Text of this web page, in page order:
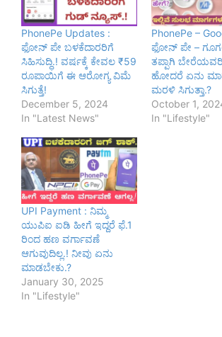
PhonePe Updates :
ಫೋನ್ ಪೇ ಬಳಕೆದಾರರಿಗೆ
ಸಿಹಿಸುದ್ಧಿ.! ವರ್ಷಕ್ಕೆ ಕೇವಲ ₹59
ರೂಪಾಯಿಗೆ ಈ ಆರೋಗ್ಯ ವಿಮೆ
ಸಿಗುತ್ತೆ!
December 5, 2024
In "Latest News"
PhonePe –
ಫೋನ್ ಪೇ –
ತಪ್ಪಾಗಿ
ಹೋದರೆ ಏನು
ಮರಳಿ ಸಿಗುತ್ತಾ.?
October 1,
In "Lifestyle"
UPI Payment : ನಿಮ್ಮ
ಯುಪಿಐ ಐಡಿ ಹೀಗೆ ಇದ್ದರೆ ಫೆ.1
ರಿಂದ ಹಣ ವರ್ಗಾವಣೆ
ಆಗುವುದಿಲ್ಲ.! ನೀವು ಏನು
ಮಾಡಬೇಕು.?
January 30, 2025
In "Lifestyle"